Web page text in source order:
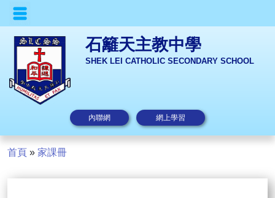
石籬天主教中學
SHEK LEI CATHOLIC SECONDARY SCHOOL
內聯網 網上學習
首頁 » 家課冊